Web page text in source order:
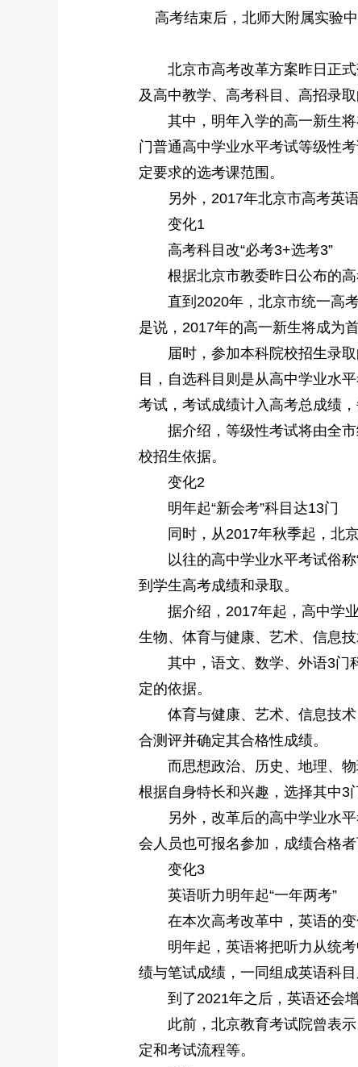
高考结束后，北师大附属实验
北京市高考改革方案昨日正式
及高中教学、高考科目、高招录取
其中，明年入学的高一新生将
门普通高中学业水平考试等级性
定要求的选考课范围。
另外，2017年北京市高考英语
变化1
高考科目改“必考3+选考3”
根据北京市教委昨日公布的高
直到2020年，北京市统一高考
是说，2017年的高一新生将成为
届时，参加本科院校招生录取
目，自选科目则是从高中学业水
考试，考试成绩计入高考总成绩，
据介绍，等级性考试将由全市
校招生依据。
变化2
明年起“新会考”科目达13门
同时，从2017年秋季起，北京
以往的高中学业水平考试俗称“
到学生高考成绩和录取。
据介绍，2017年起，高中学业
生物、体育与健康、艺术、信息技
其中，语文、数学、外语3门科
定的依据。
体育与健康、艺术、信息技术
合测评并确定其合格性成绩。
而思想政治、历史、地理、物
根据自身特长和兴趣，选择其中3
另外，改革后的高中学业水平
会人员也可报名参加，成绩合格
变化3
英语听力明年起“一年两考”
在本次高考改革中，英语的变
明年起，英语将把听力从统考
绩与笔试成绩，一同组成英语科目
到了2021年之后，英语还会增
此前，北京教育考试院曾表示
定和考试流程等。